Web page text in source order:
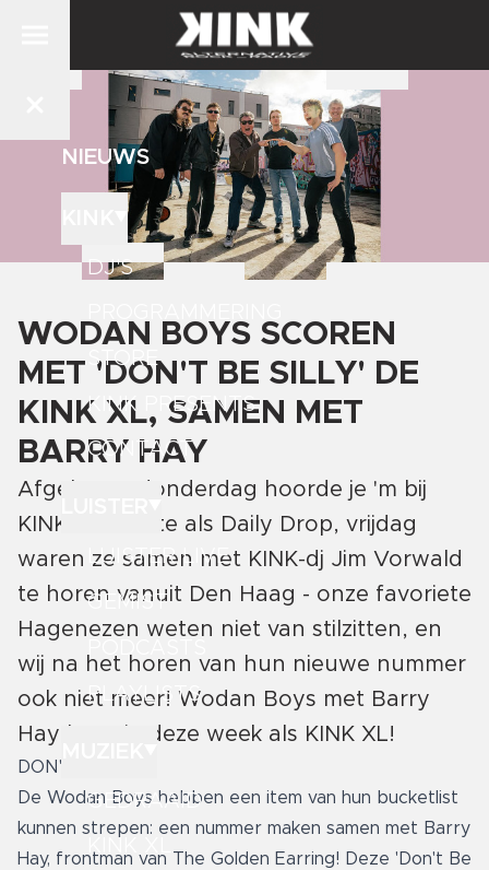
NIEUWS
DJ'S
STORE
KINK PRESENTS
CONTACT
LUISTER LIVE
GEMIST
PLAYLISTS
GEDRAAID
WODAN BOYS SCOREN
MET 'DON'T BE SILLY' DE
KINK XL, SAMEN MET
BARRY HAY
Afgelopen donderdag hoorde je 'm bij
KINK als eerste als Daily Drop, vrijdag
waren ze samen met KINK-dj Jim Vorwald
te horen vanuit Den Haag - onze favoriete
Hagenezen weten niet van stilzitten, en
wij na het horen van hun nieuwe nummer
ook niet meer! Wodan Boys met Barry
Hay hoor je deze week als KINK XL!
DON'T BE SILLY
De Wodan Boys hebben een item van hun bucketlist
kunnen strepen: een nummer maken samen met Barry
Hay, frontman van The Golden Earring! Deze 'Don't Be